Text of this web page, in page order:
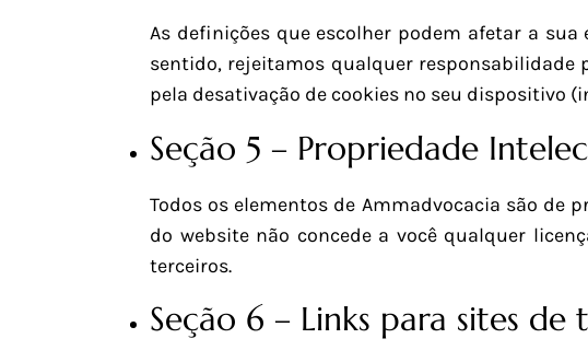
As definições que escolher podem afetar a
sentido, rejeitamos qualquer responsabilidade
pela desativação de cookies no seu dispositivo
Seção 5 – Propriedade
Todos os elementos de Ammadvocacia são de
do website não concede a você qualquer
terceiros.
Seção 6 – Links para sites de